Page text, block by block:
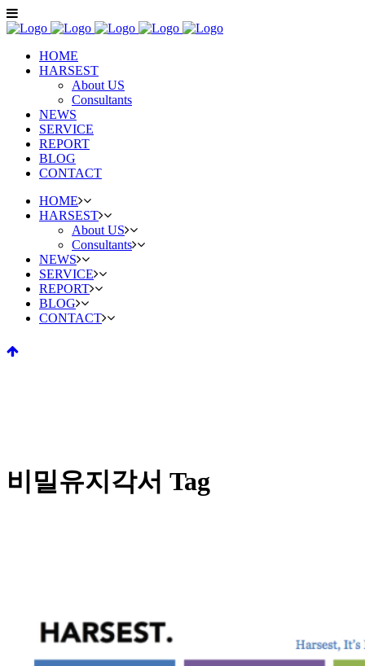
HOME
HARSEST
About US
Consultants
NEWS
SERVICE
REPORT
BLOG
CONTACT
HOME
HARSEST
About US
Consultants
NEWS
SERVICE
REPORT
BLOG
CONTACT
비밀유지각서 Tag